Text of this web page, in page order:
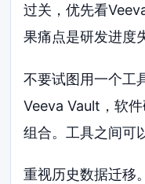
过关，优先看
果痛点是研发进度
不要试图用一个工
Veeva Vault，软
组合。工具之间可
重视历史数据迁移